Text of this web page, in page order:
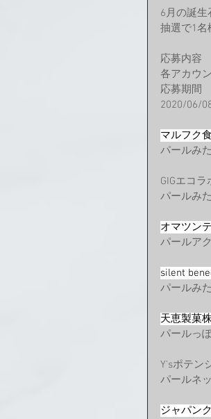
6月の誕生
抽選で1名
応募内容
各アカウ
応募期間
2020/06/
マルフク
パールみ
GIGエコラ
パールみ
オマツン
パールア
silent
パールみ
天恵製菓
パールっ
Y'sポテン
パールネ
ジャパン